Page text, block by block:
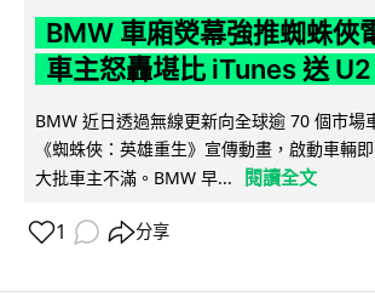
BMW 車廂熒幕強推蜘蛛俠
車主怒轟堪比 iTunes 送
BMW 近日透過無線更新向全球逾 70 個市場
《蜘蛛俠：英雄重生》宣傳動畫，啟動車輛
大批車主不滿。BMW 早...
閱讀全文
1 分享